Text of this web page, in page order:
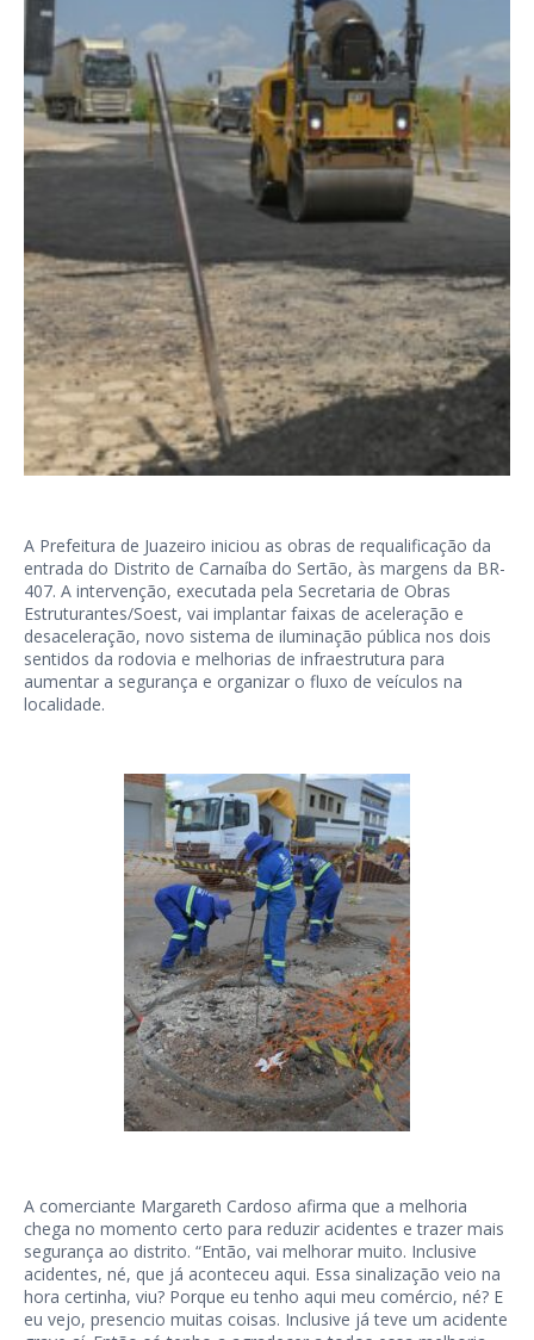
A Prefeitura de Juazeiro iniciou as obras de requalificação da
entrada do Distrito de Carnaíba do Sertão, às margens da BR-
407. A intervenção, executada pela Secretaria de Obras
Estruturantes/Soest, vai implantar faixas de aceleração e
desaceleração, novo sistema de iluminação pública nos dois
sentidos da rodovia e melhorias de infraestrutura para
aumentar a segurança e organizar o fluxo de veículos na
localidade.
A comerciante Margareth Cardoso afirma que a melhoria
chega no momento certo para reduzir acidentes e trazer mais
segurança ao distrito. “Então, vai melhorar muito. Inclusive
acidentes, né, que já aconteceu aqui. Essa sinalização veio na
hora certinha, viu? Porque eu tenho aqui meu comércio, né? E
eu vejo, presencio muitas coisas. Inclusive já teve um acidente